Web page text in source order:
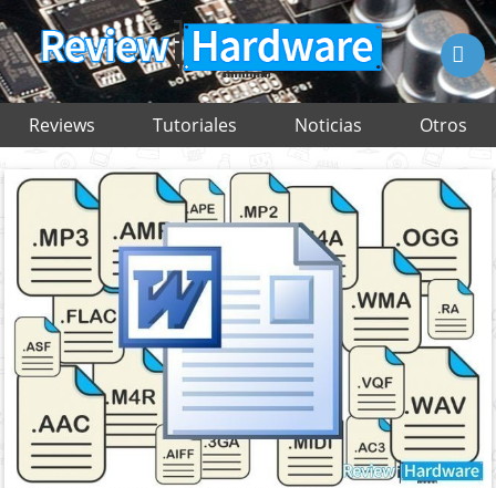
Reviews Tutoriales Noticias Otros
